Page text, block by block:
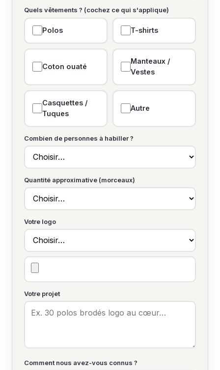
Quels vêtements ? (cochez ce qui s'applique)
Polos T-shirts
Coton ouaté
Manteaux /
Vestes
Casquettes /
Tuques
Autre
Combien de personnes à habiller ?
Quantité approximative (morceaux)
Votre logo
Votre projet
Comment nous avez-vous connus ?